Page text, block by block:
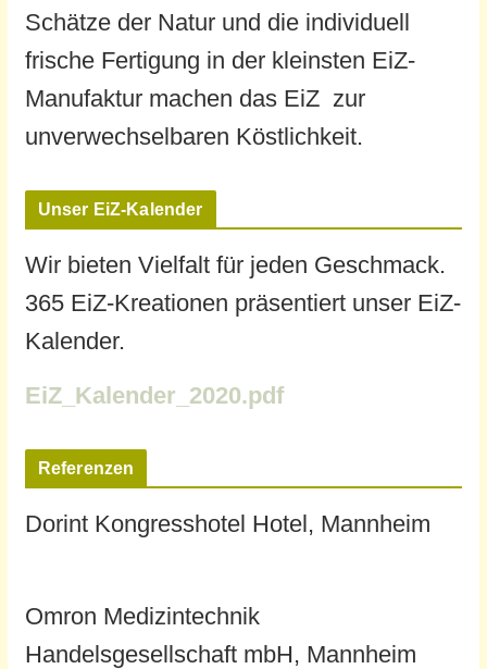
Schätze der Natur und die individuell
frische Fertigung in der kleinsten EiZ-
Manufaktur machen das EiZ zur
unverwechselbaren Köstlichkeit.
Unser EiZ-Kalender
Wir bieten Vielfalt für jeden Geschmack.
365 EiZ-Kreationen präsentiert unser EiZ-
Kalender.
EiZ_Kalender_2020.pdf
Referenzen
Dorint Kongresshotel Hotel, Mannheim
Omron Medizintechnik
Handelsgesellschaft mbH, Mannheim